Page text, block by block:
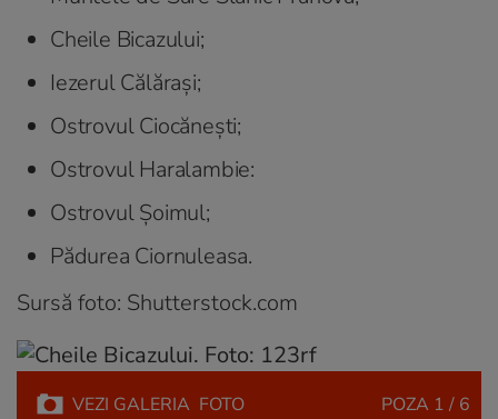
Cheile Bicazului;
Iezerul Călărași;
Ostrovul Ciocănești;
Ostrovul Haralambie:
Ostrovul Șoimul;
Pădurea Ciornuleasa.
Sursă foto: Shutterstock.com
VEZI GALERIA FOTO POZA 1 / 6